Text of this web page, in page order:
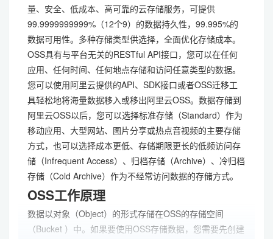
量、安全、低成本、高可靠的云存储服务，可提供
99.9999999999%（12个9）的数据持久性，99.995%的
数据可用性。多种存储类型供选择，全面优化存储成本。
OSS具有与平台无关的RESTful API接口，您可以在任何
应用、任何时间、任何地点存储和访问任意类型的数据。
您可以使用阿里云提供的API、SDK接口或者OSS迁移工
具轻松地将海量数据移入或移出阿里云OSS。数据存储到
阿里云OSS以后，您可以选择标准存储（Standard）作为
移动应用、大型网站、图片分享或热点音视频的主要存储
方式，也可以选择成本更低、存储期限更长的低频访问存
储（Infrequent Access）、归档存储（Archive）、冷归档
存储（Cold Archive）作为不经常访问数据的存储方式。
OSS工作原理
数据以对象（Object）的形式存储在OSS的存储空间
（Bucket ）中。如果要使用OSS存储数据，您需要先创建